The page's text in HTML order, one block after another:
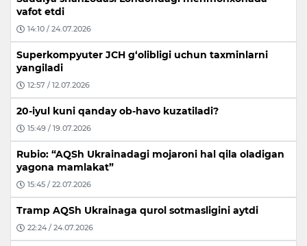
vafot etdi
14:10 / 24.07.2026
Superkompyuter JCH g‘olibligi uchun taxminlarni
yangiladi
12:57 / 12.07.2026
20-iyul kuni qanday ob-havo kuzatiladi?
15:49 / 19.07.2026
Rubio: “AQSh Ukrainadagi mojaroni hal qila oladigan
yagona mamlakat”
15:45 / 22.07.2026
Tramp AQSh Ukrainaga qurol sotmasligini aytdi
22:24 / 24.07.2026